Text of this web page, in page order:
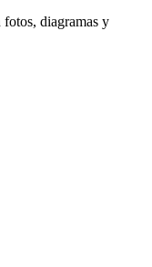
diagramas y